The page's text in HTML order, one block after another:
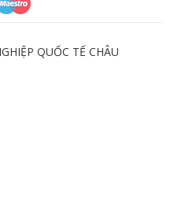
QUỐC TẾ CHÂU